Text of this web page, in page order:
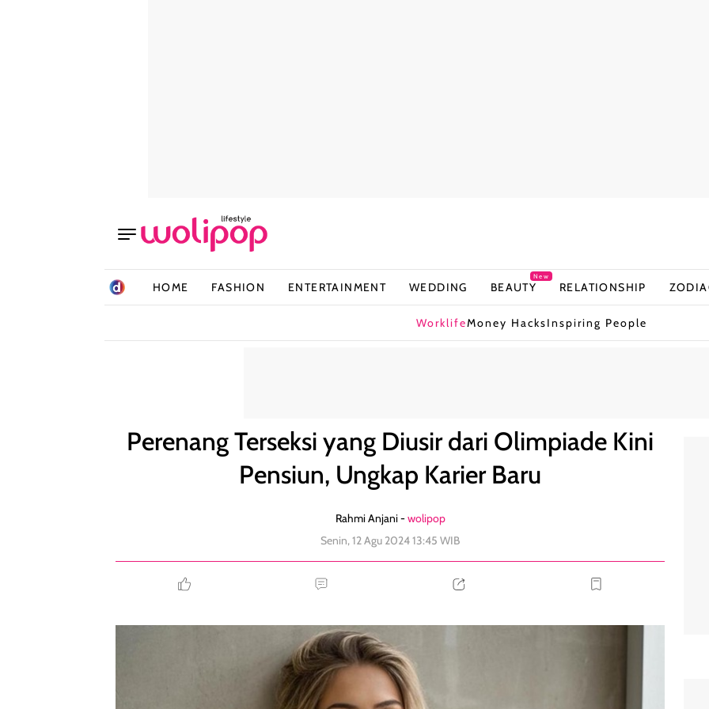
HOME FASHION ENTERTAINMENT WEDDING BEAUTY
New
RELATIONSHIP
WorklifeMoney HacksInspiring People
Perenang Terseksi yang Diusir dari Olimpiade Kini
Pensiun, Ungkap Karier Baru
Rahmi Anjani -wolipop
Senin, 12 Agu 2024 13:45 WIB